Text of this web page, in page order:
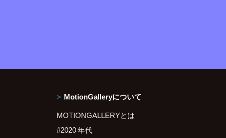
MotionGalleryについて
MOTIONGALLERYとは
#2020 年代